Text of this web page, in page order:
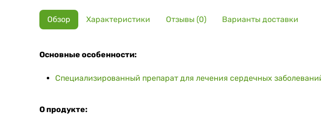
Обзор Характеристики Отзывы (0) Варианты доставки
Основные особенности:
Специализированный препарат для лечения сердечных
О продукте: